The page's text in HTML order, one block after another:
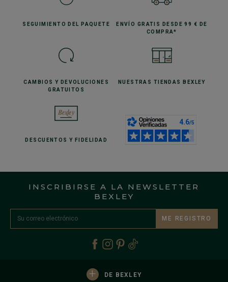
SEGUIMIENTO DEL PAQUETE ENVÍO GRATIS
DESDE 99 € DE
COMPRA*
CAMBIOS Y DEVOLUCIONES
GRATUITOS
NUESTRAS TIENDAS BEXLEY
DESCUENTOSY FIDELIDAD
INSCRIBIRSE A LA NEWSLETTER
BEXLEY
ME REGISTRO
+ DE BEXLEY